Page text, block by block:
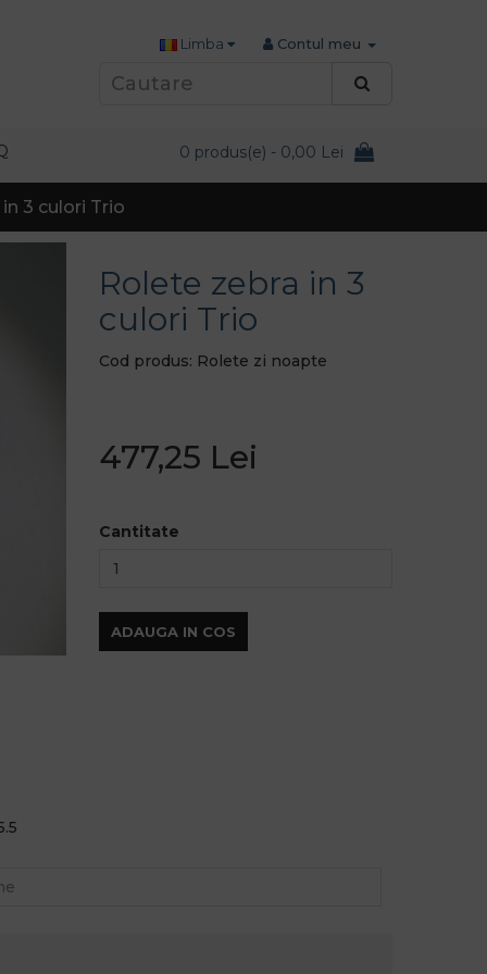
Contul meu
Limba
0 produs(e) - 0,00 Lei
3 culori Trio
Rolete zebra in 3
culori Trio
Cod produs: Rolete zi noapte
477,25 Lei
Cantitate
ADAUGA IN COS